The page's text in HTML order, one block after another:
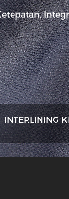
INTERLINING